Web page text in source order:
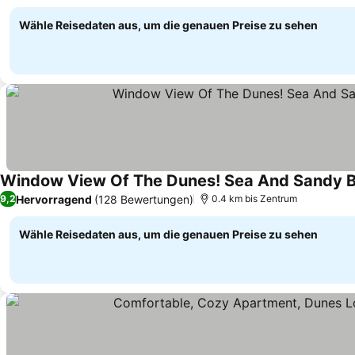
Wähle Reisedaten aus, um die genauen Preise zu sehen
Window View Of The Dunes! Sea And Sandy
9,2Hervorragend (128 Bewertungen) 0.4 km bis Zentrum
Wähle Reisedaten aus, um die genauen Preise zu sehen